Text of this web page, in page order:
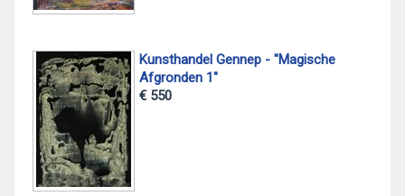
Kunsthandel Gennep - "Magische
Afgronden 1"
€ 550